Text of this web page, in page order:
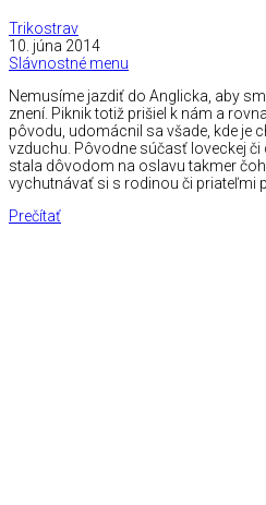
Trikostrav
10. júna 2014
Slávnostné menu
Nemusíme jazdiť do Anglicka, aby
znení. Piknik totiž prišiel k nám a
pôvodu, udomácnil sa všade, kde je
vzduchu. Pôvodne súčasť loveckej
stala dôvodom na oslavu takmer
vychutnávať si s rodinou či priateľmi
Prečítať